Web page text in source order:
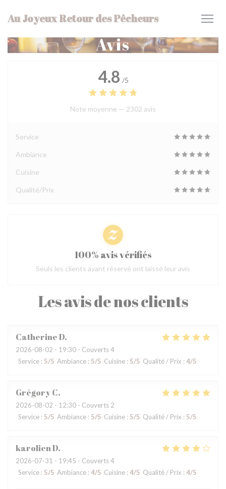
Au Joyeux Retour des Pêcheurs
Avis
Les avis de nos clients
CatherineD
2026-08-02 - 19:30 - Couverts 4
Service : 5/5 Ambiance : 5/5 Cuisine : 5/5 Qualité / Prix : 4/5
GrégoryC
2026-08-02 - 12:30 - Couverts 2
Service : 5/5 Ambiance : 5/5 Cuisine : 5/5 Qualité / Prix : 5/5
karolienD
2026-07-31 - 19:45 - Couverts 4
Service : 5/5 Ambiance : 4/5 Cuisine : 4/5 Qualité / Prix : 4/5
4.8 /5
Note moyenne — 2302 avis
Service
Ambiance
Cuisine
Qualité/Prix
100% avis vérifiés
Seuls les clients ayant réservé ont laissé leur avis